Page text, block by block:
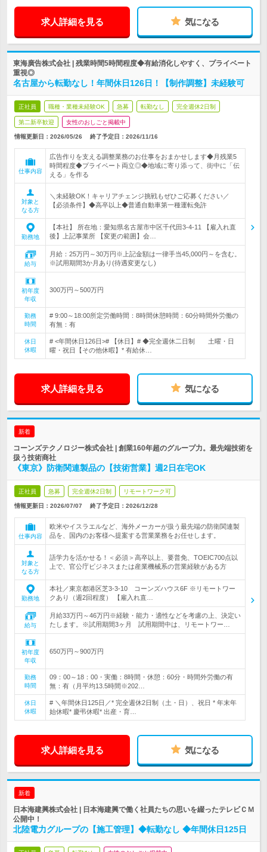
求人詳細を見る 気になる
東海廣告株式会社 | 残業時間5時間程度◆有給消化しやすく、プライベート
重視◎
名古屋から転勤なし！年間休日126日！【制作調整】未経験可
正社員 職種・業種未経験OK 急募 転勤なし 完全週休2日制
第二新卒歓迎 女性のおしごと掲載中
情報更新日：2026/05/26 終了予定日： 2026/11/16
仕事内容
広告作りを支える調整業務のお仕事をおまかせします◆月残業5
時間程度◆プライベート両立◎◆地域に寄り添って、街中に「伝
える」を作る
対象と
なる方
＼未経験OK！キャリアチェンジ挑戦もぜひご応募ください／
【必須条件】◆高卒以上◆普通自動車第一種運転免許
勤務地
【本社】 所在地：愛知県名古屋市中区千代田3-4-11 【雇入れ直
後】上記事業所 【変更の範囲】会…
給与
月給：25万円～30万円※上記金額は一律手当45,000円～を含む。
※試用期間3か月あり(待遇変更なし)
初年度
年収
300万円～500万円
勤務
時間
# 9:00～18:00所定労働時間：8時間休憩時間：60分時間外労働の
有無：有
休日
休暇
# <年間休日126日># 【休日】# ◆完全週休二日制 土曜・日
曜・祝日【その他休暇】* 有給休…
求人詳細を見る 気になる
新着
コーンズテクノロジー株式会社 | 創業160年超のグループ力。最先端技術を
扱う技術商社
《東京》防衛関連製品の【技術営業】週2日在宅OK
正社員 急募 完全週休2日制 リモートワーク可
情報更新日：2026/07/07 終了予定日： 2026/12/28
仕事内容
欧米やイスラエルなど、海外メーカーが扱う最先端の防衛関連製
品を、国内のお客様へ提案する営業業務をお任せします。
対象と
なる方
語学力を活かせる！＜必須＞高卒以上、要普免、TOEIC700点以
上で、官公庁ビジネスまたは産業機械系の営業経験がある方
勤務地
本社／東京都港区芝3-3-10 コーンズハウス6F ※リモートワー
クあり（週2回程度） 【雇入れ直…
給与
月給33万円～46万円※経験・能力・適性などを考慮の上、決定い
たします。※試用期間3ヶ月 試用期間中は、リモートワー…
初年度
年収
650万円～900万円
勤務
時間
09：00～18：00・実働：8時間・休憩：60分・時間外労働の有
無：有（月平均13.5時間※202…
休日
休暇
# ＼年間休日125日／* 完全週休2日制（土・日）、祝日 * 年末年
始休暇* 慶弔休暇* 出産・育…
求人詳細を見る 気になる
新着
日本海建興株式会社 | 日本海建興で働く社員たちの思いを綴ったテレビＣＭ
公開中！
北陸電力グループの【施工管理】◆転勤なし ◆年間休日125日